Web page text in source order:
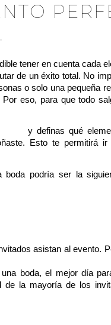
tener en cuenta cada
de un éxito total. No
o solo una pequeña
eso, para que todo
y definas qué
Esto te permitirá ir
podría ser la
asistan al evento.
boda, el mejor día
de la mayoría de los